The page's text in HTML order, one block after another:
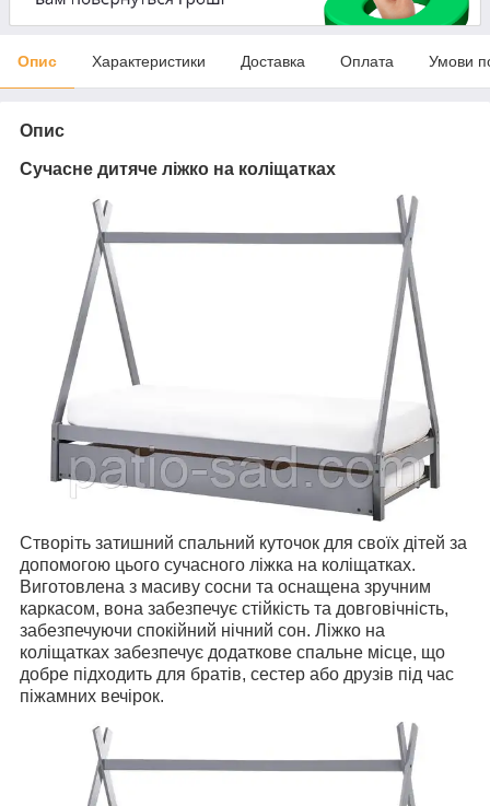
Опис Характеристики Доставка Оплата Умови
Опис
Сучасне дитяче ліжко на коліщатках
Створіть затишний спальний куточок для своїх дітей за
допомогою цього сучасного ліжка на коліщатках.
Виготовлена з масиву сосни та оснащена зручним
каркасом, вона забезпечує стійкість та довговічність,
забезпечуючи спокійний нічний сон. Ліжко на
коліщатках забезпечує додаткове спальне місце, що
добре підходить для братів, сестер або друзів під час
піжамних вечірок.